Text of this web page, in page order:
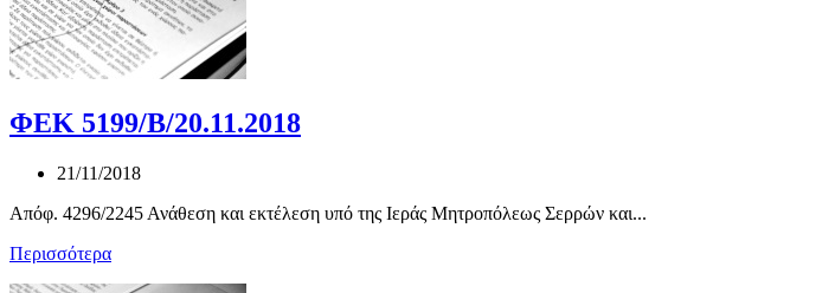
ΦΕΚ 5199/Β/20.11.2018
21/11/2018
Απόφ. 4296/2245 Ανάθεση και εκτέλεση υπό της Ιεράς Μητροπόλεως Σερρών και...
Περισσότερα